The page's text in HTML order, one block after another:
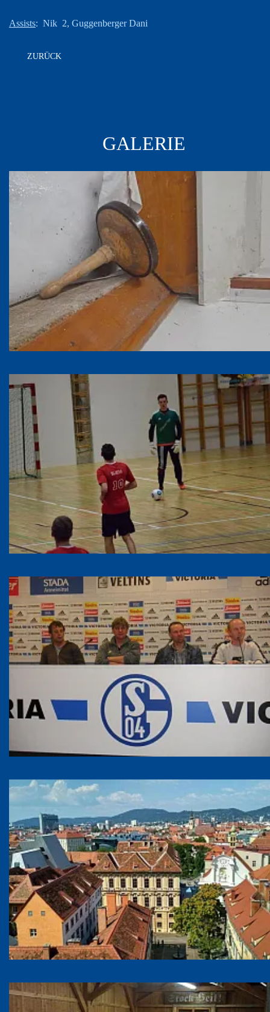
Assists: Nik 2, Guggenberger Dani
ZURÜCK
GALERIE